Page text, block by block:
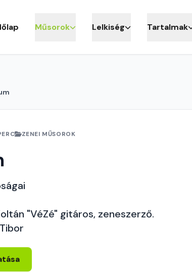
Műsorok Lelkiség Tartalmak
ZENEI MŰSOROK
"VéZé" gitáros, zeneszerző.